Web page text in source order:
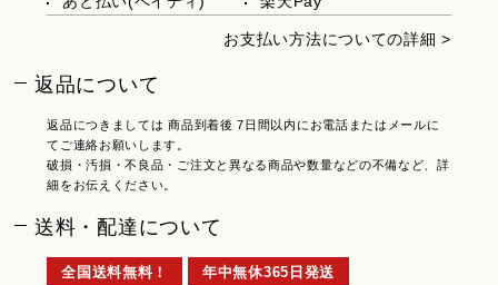
お支払い方法についての詳細 >
返品について
返品につきましては 商品到着後 7日間以内にお電話またはメールに
てご連絡お願いします。
破損・汚損・不良品・ご注文と異なる商品や数量などの不備など、詳
細をお伝えください。
送料・配達について
全国送料無料！ 年中無休365日発送